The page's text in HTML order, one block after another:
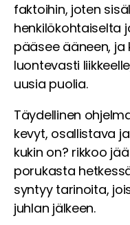
faktoihin, joten
henkilökohtaiselta
pääsee ääneen, ja
luontevasti
uusia puolia.
Täydellinen
kevyt, osallistava
kukin on? rikkoo
porukasta
syntyy tarinoita,
juhlan jälkeen.